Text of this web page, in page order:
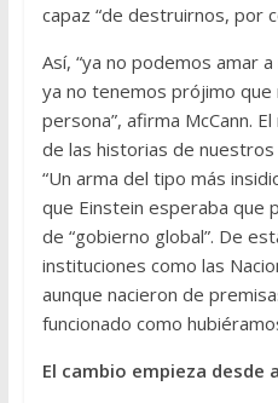
capaz “de destruirnos, por
Así, “ya no podemos amar
ya no tenemos prójimo
persona”, afirma McCann.
de las historias de nuestros
“Un arma del tipo más
que Einstein esperaba que
de “gobierno global”. De
instituciones como las
aunque nacieron de
funcionado como
El cambio empieza desde